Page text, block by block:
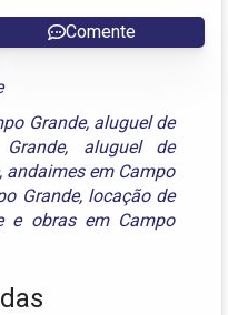
Comente
Grande, aluguel de
, aluguel de
, andaimes em Campo
Grande, locação de
e obras em Campo